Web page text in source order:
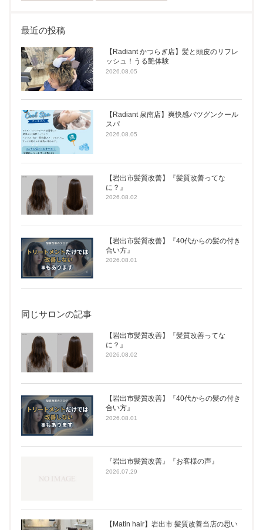
最近の投稿
【Radiant かつらぎ店】髪と頭皮のリフレ
ッシュ！うる艶体験
2026.08.05
【Radiant 泉南店】爽快感バツグンクール
スパ
2026.08.05
【岩出市髪質改善】『髪質改善ってな
に？』
2026.08.02
【岩出市髪質改善】『40代からの髪の付き
合い方』
2026.08.01
同じサロンの記事
【岩出市髪質改善】『髪質改善ってな
に？』
2026.08.02
【岩出市髪質改善】『40代からの髪の付き
合い方』
2026.08.01
『岩出市髪質改善』『お客様の声』
2026.07.29
【Matin hair】岩出市 髪質改善当店の思い